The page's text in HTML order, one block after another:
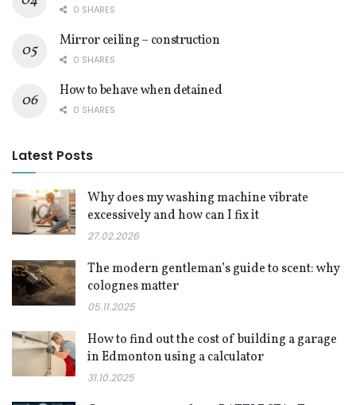
0 SHARES
Mirror ceiling – construction
0 SHARES
How to behave when detained
0 SHARES
Latest Posts
Why does my washing machine vibrate
excessively and how can I fix it
27.02.2026
The modern gentleman’s guide to scent: why
colognes matter
05.11.2025
How to find out the cost of building a garage
in Edmonton using a calculator
31.10.2025